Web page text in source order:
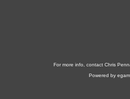
For more info, contact Chris
Powered by